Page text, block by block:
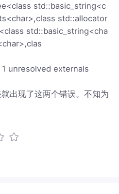
std::basic_string<c
std::allocator
std::basic_string<cha
unresolved externals
出现了这两个错误。不知为